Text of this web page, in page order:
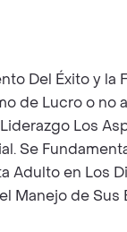
Del Éxito y
de Lucro o
Los
Se
Adulto en Los
Manejo de